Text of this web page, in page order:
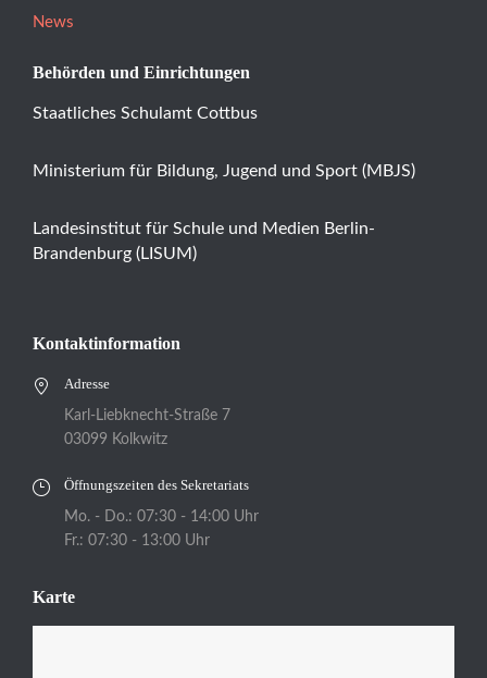
News
Behörden und Einrichtungen
Staatliches Schulamt Cottbus
Ministerium für Bildung, Jugend und Sport (MBJS)
Landesinstitut für Schule und Medien Berlin-
Brandenburg (LISUM)
Kontaktinformation
Adresse
Karl-Liebknecht-Straße 7
03099 Kolkwitz
Öffnungszeiten des Sekretariats
Mo. - Do.: 07:30 - 14:00 Uhr
Fr.: 07:30 - 13:00 Uhr
Karte